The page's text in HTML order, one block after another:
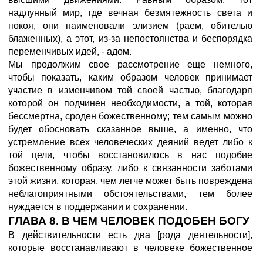
надлунный мир, где вечная безмятежность света и
покоя, они наименовали элизием (раем, обителью
блаженных), а этот, из-за непостоянства и беспорядка
переменчивых идей, - адом.
Мы продолжим свое рассмотрение еще немного,
чтобы показать, каким образом человек принимает
участие в изменчивом той своей частью, благодаря
которой он подчинен необходимости, а той, которая
бессмертна, сроден божественному; тем самым можно
будет обосновать сказанное выше, а именно, что
устремление всех человеческих деяний ведет либо к
той цели, чтобы восстановилось в нас подобие
божественному образу, либо к связанности заботами
этой жизни, которая, чем легче может быть повреждена
неблагоприятными обстоятельствами, тем более
нуждается в поддержании и сохранении.
ГЛАВА 8. В ЧЕМ ЧЕЛОВЕК ПОДОБЕН БОГУ
В действительности есть два [рода деятельности],
которые восстанавливают в человеке божественное